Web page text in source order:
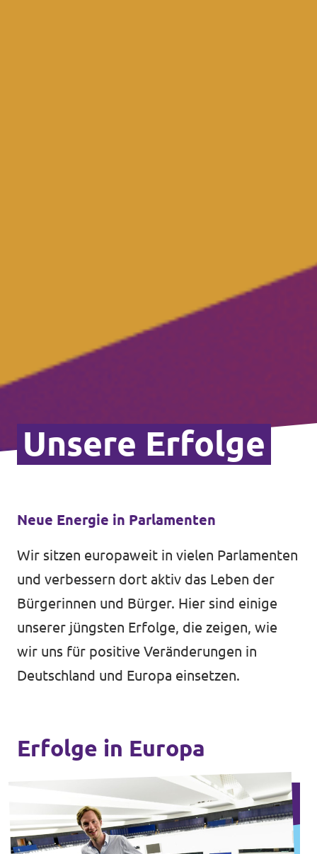
Unsere Erfolge
Neue Energie in Parlamenten
Wir sitzen europaweit in vielen Parlamenten
und verbessern dort aktiv das Leben der
Bürgerinnen und Bürger. Hier sind einige
unserer jüngsten Erfolge, die zeigen, wie
wir uns für positive Veränderungen in
Deutschland und Europa einsetzen.
Erfolge in Europa